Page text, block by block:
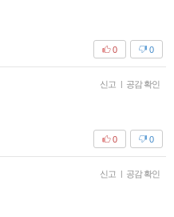
0
0
신고 | 공감 확인
0
0
신고 | 공감 확인